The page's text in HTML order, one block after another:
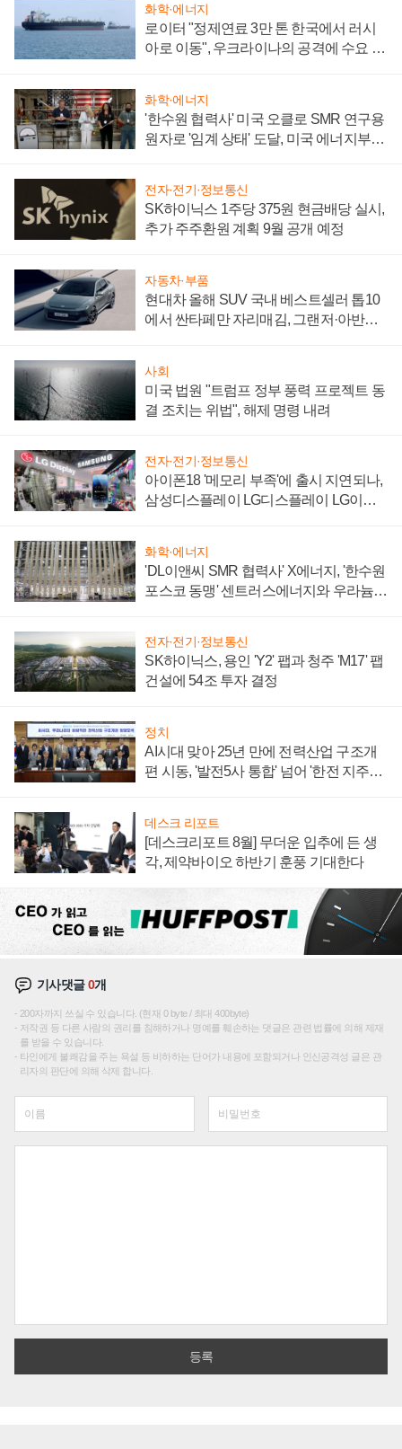
화학·에너지
로이터 "정제연료 3만 톤 한국에서 러시
아로 이동", 우크라이나의 공격에 수요 늘
화학·에너지
'한수원 협력사' 미국 오클로 SMR 연구용
원자로 '임계 상태' 도달, 미국 에너지부
전자·전기·정보통신
SK하이닉스 1주당 375원 현금배당 실시,
추가 주주환원 계획 9월 공개 예정
자동차·부품
현대차 올해 SUV 국내 베스트셀러 톱10
에서 싼타페만 자리매김, 그랜저·아반떼
사회
미국 법원 "트럼프 정부 풍력 프로젝트 동
결 조치는 위법", 해제 명령 내려
전자·전기·정보통신
아이폰18 '메모리 부족'에 출시 지연되나,
삼성디스플레이 LG디스플레이 LG이노
화학·에너지
'DL이앤씨 SMR 협력사' X에너지, '한수원
포스코 동맹' 센트러스에너지와 우라늄
전자·전기·정보통신
SK하이닉스, 용인 'Y2' 팹과 청주 'M17' 팹
건설에 54조 투자 결정
정치
AI시대 맞아 25년 만에 전력산업 구조개
편 시동, '발전5사 통합' 넘어 '한전 지주사'
데스크 리포트
[데스크리포트 8월] 무더운 입추에 든 생
각, 제약바이오 하반기 훈풍 기대한다
기사댓글0개
200자까지 쓰실 수 있습니다. (현재 0 byte / 최대 400byte)
저작권 등 다른 사람의 권리를 침해하거나 명예를 훼손하는 댓글은 관련 법률에 의해 제재
를 받을 수 있습니다.
타인에게 불쾌감을 주는 욕설 등 비하하는 단어가 내용에 포함되거나 인신공격성 글은 관
리자의 판단에 의해 삭제 합니다.